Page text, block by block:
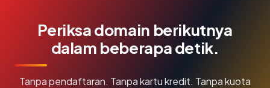
Periksa domain berikutnya
dalam beberapa detik.
Tanpa pendaftaran. Tanpa kartu kredit. Tanpa kuota